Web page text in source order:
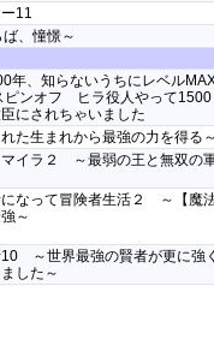
11
、憧憬～
年、知らないうちにレベル
ピンオフ ヒラ役人やって1500
にされちゃいました
た生まれから最強の力を得る～
イラ２ ～最弱の王と無双の
なって冒険者生活２ ～【魔
～
～世界最強の賢者が更に強く
した～